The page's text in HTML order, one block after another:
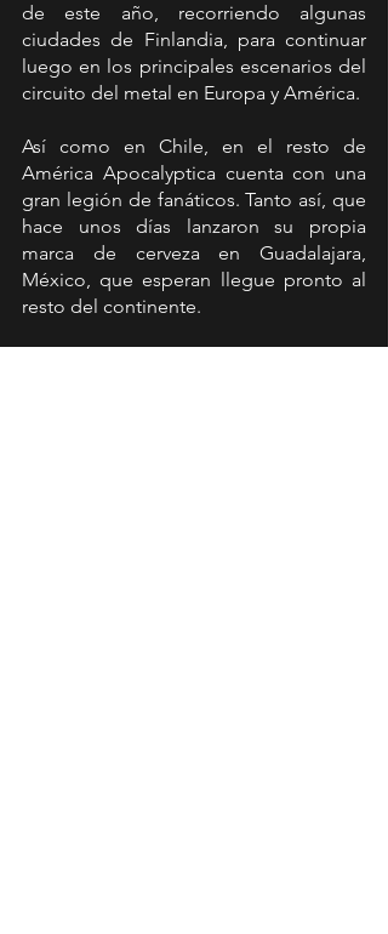
de este año, recorriendo algunas
ciudades de Finlandia, para continuar
luego en los principales escenarios del
circuito del metal en Europa y América.
Así como en Chile, en el resto de
América Apocalyptica cuenta con una
gran legión de fanáticos. Tanto así, que
hace unos días lanzaron su propia
marca de cerveza en Guadalajara,
México, que esperan llegue pronto al
resto del continente.